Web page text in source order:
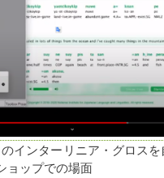
インターリニア・グロス
ョップでの場面